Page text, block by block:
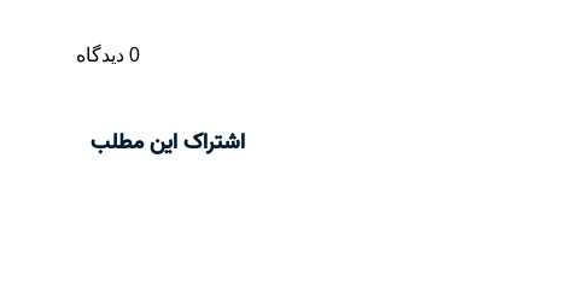
0 دیدگاه
اشتراک این مطلب